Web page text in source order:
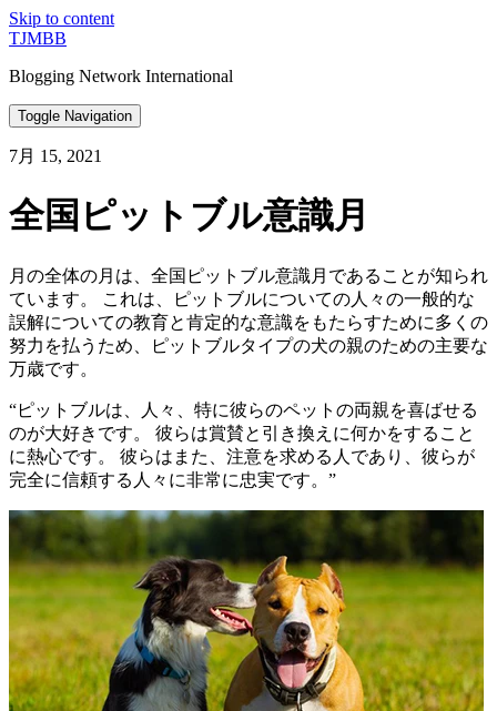
Skip to content
TJMBB
Blogging Network International
Toggle Navigation
7月 15, 2021
全国ピットブル意識月
月の全体の月は、全国ピットブル意識月であることが知られ
ています。 これは、ピットブルについての人々の一般的な
誤解についての教育と肯定的な意識をもたらすために多くの
努力を払うため、ピットブルタイプの犬の親のための主要な
万歳です。
“ピットブルは、人々、特に彼らのペットの両親を喜ばせる
のが大好きです。 彼らは賞賛と引き換えに何かをすること
に熱心です。 彼らはまた、注意を求める人であり、彼らが
完全に信頼する人々に非常に忠実です。”